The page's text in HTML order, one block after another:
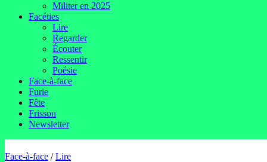
Militer en 2025
Facéties
Lire
Regarder
Écouter
Ressentir
Poésie
Face-à-face
Furie
Fête
Frisson
Newsletter
Face-à-face /Lire